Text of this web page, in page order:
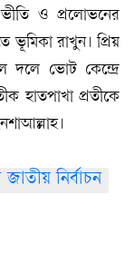
ভীতি ও প্রলোভনের
ভূমিকা রাখুন। প্রিয়
দলে ভোট কেন্দ্রে
হাতপাখা প্রতীকে
নির্বাচন